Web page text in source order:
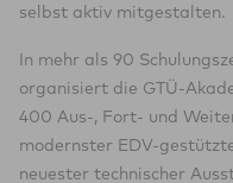
selbst aktiv mitgestalten.
In mehr als 90
organisiert die GTÜ-
400 Aus-, Fort- und
modernster EDV-
neuester technischer